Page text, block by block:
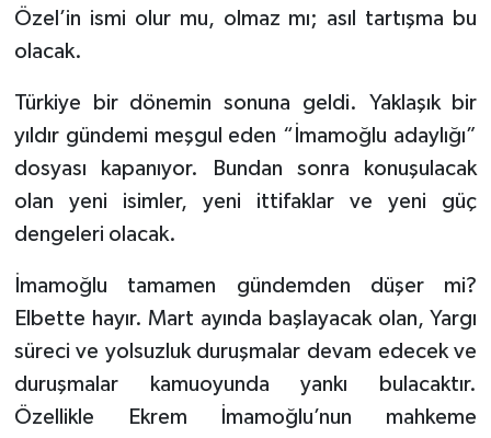
Özel’in ismi olur mu, olmaz mı; asıl tartışma bu
olacak.
Türkiye bir dönemin sonuna geldi. Yaklaşık bir
yıldır gündemi meşgul eden “İmamoğlu adaylığı”
dosyası kapanıyor. Bundan sonra konuşulacak
olan yeni isimler, yeni ittifaklar ve yeni güç
dengeleri olacak.
İmamoğlu tamamen gündemden düşer mi?
Elbette hayır. Mart ayında başlayacak olan, Yargı
süreci ve yolsuzluk duruşmalar devam edecek ve
duruşmalar kamuoyunda yankı bulacaktır.
Özellikle Ekrem İmamoğlu’nun mahkeme